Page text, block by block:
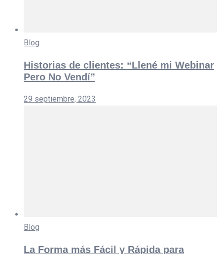
Blog
Historias de clientes: “Llené mi Webinar
Pero No Vendí”
29 septiembre, 2023
Blog
La Forma más Fácil y Rápida para